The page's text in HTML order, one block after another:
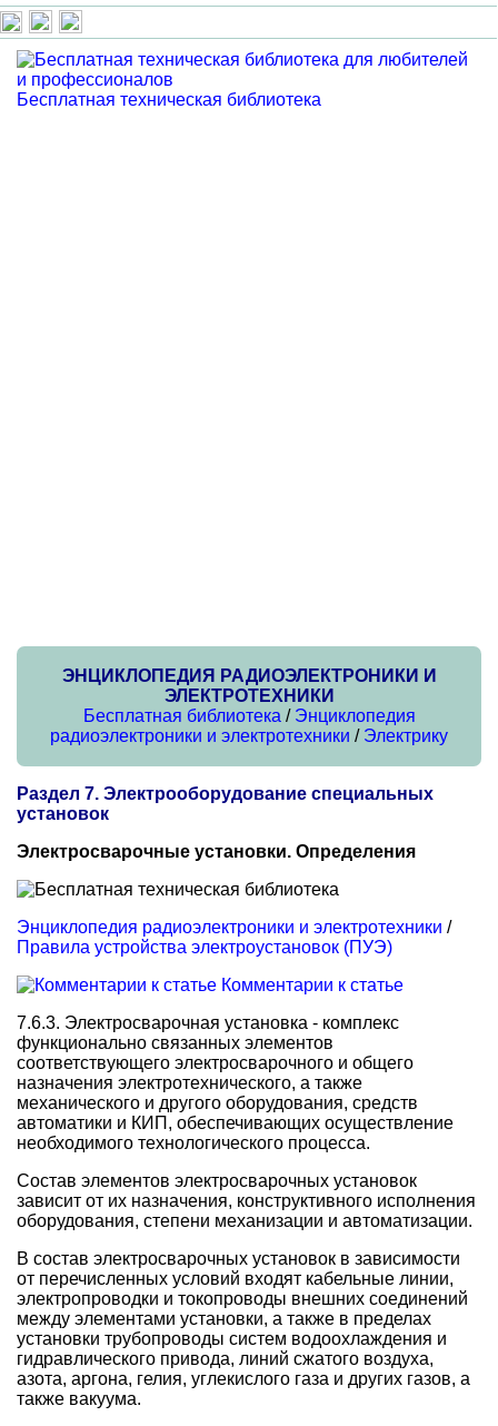
Бесплатная техническая библиотека
ЭНЦИКЛОПЕДИЯ РАДИОЭЛЕКТРОНИКИ И
ЭЛЕКТРОТЕХНИКИ
Бесплатная библиотека / Энциклопедия
радиоэлектроники и электротехники / Электрику
Раздел 7. Электрооборудование специальных
установок
Электросварочные установки. Определения
Энциклопедия радиоэлектроники и электротехники /
Правила устройства электроустановок (ПУЭ)
Комментарии к статье
7.6.3. Электросварочная установка - комплекс
функционально связанных элементов
соответствующего электросварочного и общего
назначения электротехнического, а также
механического и другого оборудования, средств
автоматики и КИП, обеспечивающих осуществление
необходимого технологического процесса.
Состав элементов электросварочных установок
зависит от их назначения, конструктивного исполнения
оборудования, степени механизации и автоматизации.
В состав электросварочных установок в зависимости
от перечисленных условий входят кабельные линии,
электропроводки и токопроводы внешних соединений
между элементами установки, а также в пределах
установки трубопроводы систем водоохлаждения и
гидравлического привода, линий сжатого воздуха,
азота, аргона, гелия, углекислого газа и других газов, а
также вакуума.